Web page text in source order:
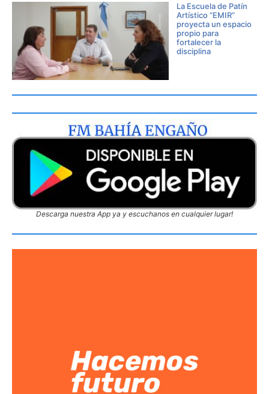
La Escuela de Patín
Artístico “EMIR”
proyecta un espacio
propio para
fortalecer la
disciplina
Descarga nuestra App ya y escuchanos en cualquier lugar!